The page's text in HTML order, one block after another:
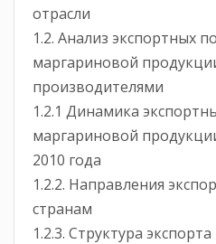
отрасли
1.2. Анализ экспортных
маргариновой
производителями
1.2.1 Динамика
маргариновой
2010 года
1.2.2. Направления
странам
1.2.3. Структура